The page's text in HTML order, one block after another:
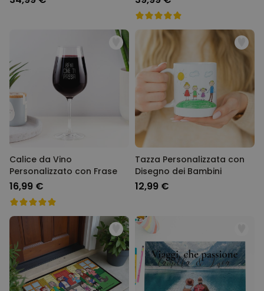
Calice da Vino
Personalizzato con Frase
16,99 €
Tazza Personalizzata con
Disegno dei Bambini
12,99 €